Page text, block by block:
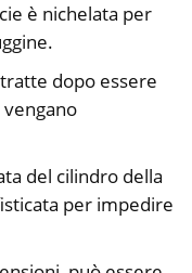
è nichelata per
dopo essere
del cilindro della
per impedire